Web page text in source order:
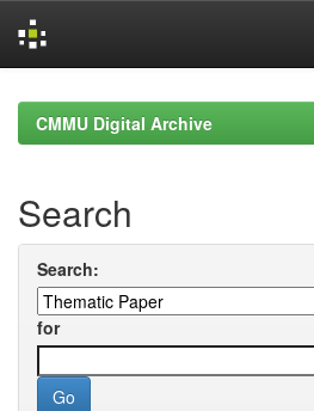
navigationCMMU Digital Archive
Search
Search:
for